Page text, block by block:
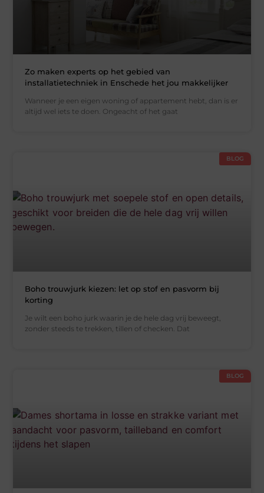
Zo maken experts op het gebied van
installatietechniek in Enschede het jou makkelijker
Wanneer je een eigen woning of appartement hebt, dan is er
altijd wel iets te doen. Ongeacht of het gaat
BLOG
Boho trouwjurk kiezen: let op stof en pasvorm bij
korting
Je wilt een boho jurk waarin je de hele dag vrij beweegt,
zonder steeds te trekken, tillen of checken. Dat
BLOG